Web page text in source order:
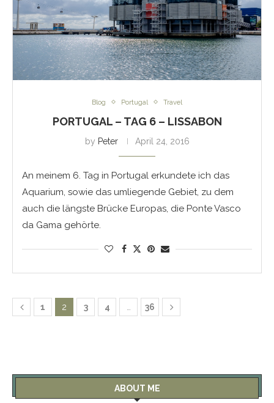
Blog Portugal Travel
PORTUGAL – TAG 6 – LISSABON
by Peter April 24, 2016
An meinem 6. Tag in Portugal erkundete ich das
Aquarium, sowie das umliegende Gebiet, zu dem
auch die längste Brücke Europas, die Ponte Vasco
da Gama gehörte.
1 2 3 4 36
ABOUT ME